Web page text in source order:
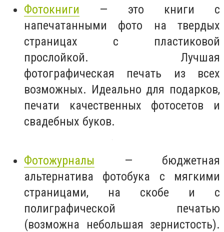
Фотокниги — это книги с
напечатанными фото на твердых
страницах с пластиковой
прослойкой. Лучшая
фотографическая печать из всех
возможных. Идеально для подарков,
печати качественных фотосетов и
свадебных буков.
Фотожурналы — бюджетная
альтернатива фотобука с мягкими
страницами, на скобе и с
полиграфической печатью
(возможна небольшая зернистость).